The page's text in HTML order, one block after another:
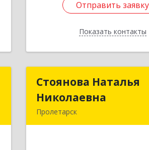
Отправить заявку
Показать контакты
Отправить заявку
Назад
Стоянова Наталья
Николаевна
Пролетарск
Стоянова